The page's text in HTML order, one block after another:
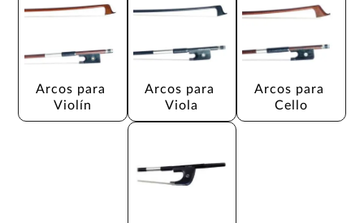
Arcos para
Violín
Arcos para
Viola
Arcos para
Cello